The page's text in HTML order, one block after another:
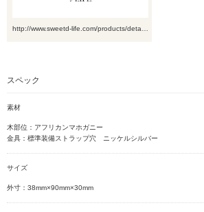
http://www.sweetd-life.com/products/deta…
スペック
素材
木部位：アフリカンマホガニー
金具：標準装備ストラップ穴 ニッケルシルバー
サイズ
外寸：38mm×90mm×30mm